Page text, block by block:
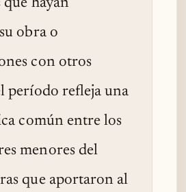
hayan
obra o
con otros
período refleja una
común entre los
menores del
que aportaron al